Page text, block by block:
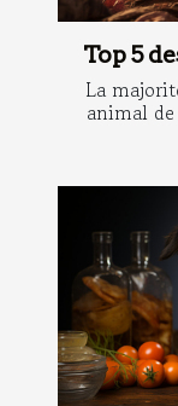
Top 5
La
animal